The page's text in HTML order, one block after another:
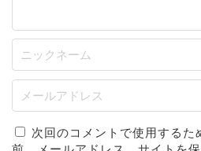
次回のコメントで使用するた